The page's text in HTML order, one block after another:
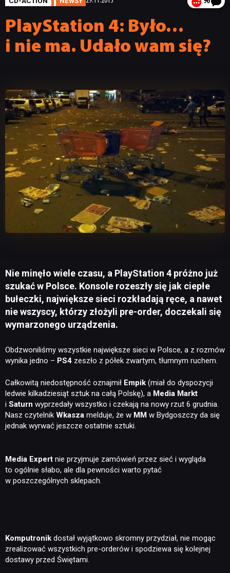
PlayStation 4: Było…
i nie ma. Udało wam się?
Nie minęło wiele czasu, a PlayStation 4 próżno już
szukać w Polsce. Konsole rozeszły się jak ciepłe
bułeczki, największe sieci rozkładają ręce, a nawet
nie wszyscy, którzy złożyli pre-order, doczekali się
wymarzonego urządzenia.
Obdzwoniliśmy wszystkie największe sieci w Polsce, a z rozmów
wynika jedno – PS4 zeszło z półek zwartym, tłumnym ruchem.
Całkowitą niedostępność oznajmił Empik (miał do dyspozycji
ledwie kilkadziesiąt sztuk na całą Polskę), a Media Markt
i Saturn wyprzedały wszystko i czekają na nowy rzut 6 grudnia.
Nasz czytelnik Wkasza melduje, że w MM w Bydgoszczy da się
jednak wyrwać jeszcze ostatnie sztuki.
Media Expert nie przyjmuje zamówień przez sieć i wygląda
to ogólnie słabo, ale dla pewności warto pytać
w poszczególnych sklepach.
Komputronik dostał wyjątkowo skromny przydział, nie mogąc
zrealizować wszystkich pre-orderów i spodziewa się kolejnej
dostawy przed Świętami.